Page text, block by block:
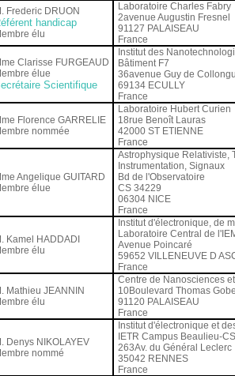
Frederic DRUON
handicap
élu
Laboratoire Charles Fabry
2avenue Augustin Fresnel
91127 PALAISEAU
France
Clarisse FURGEAUD
élue
Scientifique
Institut des
Bâtiment F7
36avenue Guy de
69134 ECULLY
France
Florence GARRELIE
nommée
Laboratoire Hubert Curien
18rue Benoît Lauras
42000 ST ETIENNE
France
Angelique GUITARD
élue
Astrophysique Relativiste,
Instrumentation, Signaux
Bd de l'Observatoire
CS 34229
06304 NICE
France
Kamel HADDADI
élu
Institut d'électronique, de
Laboratoire Central de
Avenue Poincaré
59652 VILLENEUVE D
France
Mathieu JEANNIN
élu
Centre de Nanosciences
10Boulevard Thomas
91120 PALAISEAU
France
Denys NIKOLAYEV
nommé
Institut d'électronique et
IETR Campus Beaulieu-
263Av. du Général Leclerc
35042 RENNES
France